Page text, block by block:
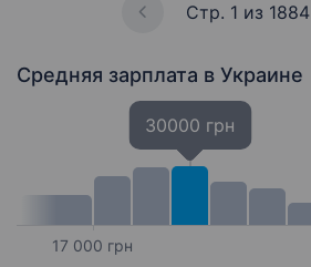
Стр. 1 из 1884
Средняя зарплата в Украине
17 000 грн
30000 грн